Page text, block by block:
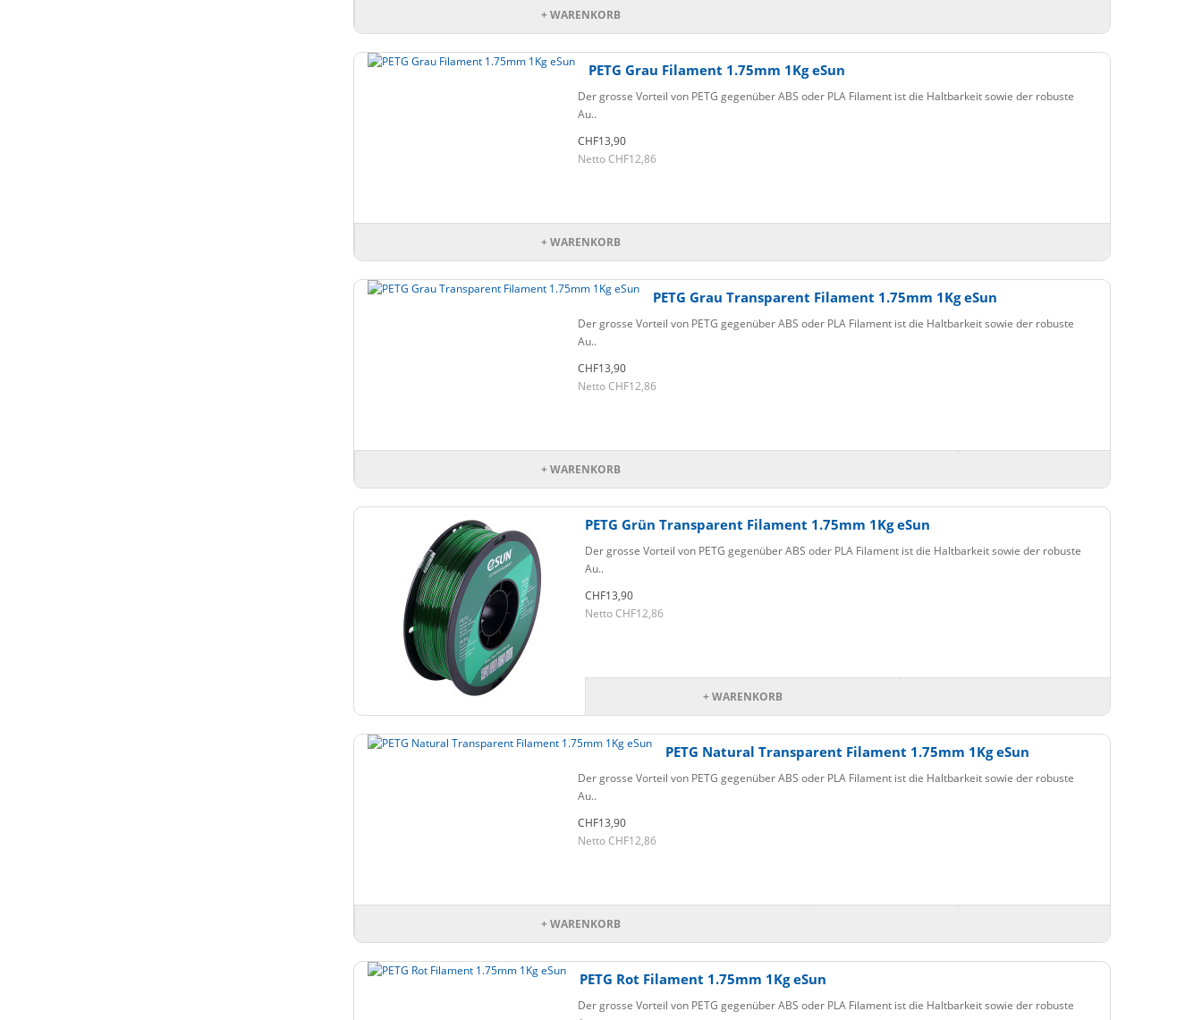
+ WARENKORB
PETG Grau Filament 1.75mm 1Kg eSun
Der grosse Vorteil von PETG gegenüber ABS oder PLA Filament ist die Haltbarkeit sowie der robuste
Au..
CHF13,90
Netto CHF12,86
+ WARENKORB
PETG Grau Transparent Filament 1.75mm 1Kg eSun
Der grosse Vorteil von PETG gegenüber ABS oder PLA Filament ist die Haltbarkeit sowie der robuste
Au..
CHF13,90
Netto CHF12,86
+ WARENKORB
PETG Grün Transparent Filament 1.75mm 1Kg eSun
Der grosse Vorteil von PETG gegenüber ABS oder PLA Filament ist die Haltbarkeit sowie der robuste
Au..
CHF13,90
Netto CHF12,86
+ WARENKORB
PETG Natural Transparent Filament 1.75mm 1Kg eSun
Der grosse Vorteil von PETG gegenüber ABS oder PLA Filament ist die Haltbarkeit sowie der robuste
Au..
CHF13,90
Netto CHF12,86
+ WARENKORB
PETG Rot Filament 1.75mm 1Kg eSun
Der grosse Vorteil von PETG gegenüber ABS oder PLA Filament ist die Haltbarkeit sowie der robuste